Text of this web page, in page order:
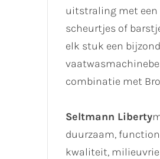
uitstraling met een
scheurtjes of
elk stuk een
combinatie met
Seltmann Liberty
duurzaam,
kwaliteit,